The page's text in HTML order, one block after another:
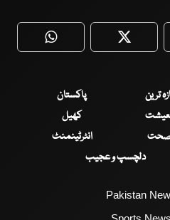
WhatsApp Twitter
ترین
پاکستان
کھیل
انٹرٹینمنٹ
دلچسپ و عجیب
Pakistan